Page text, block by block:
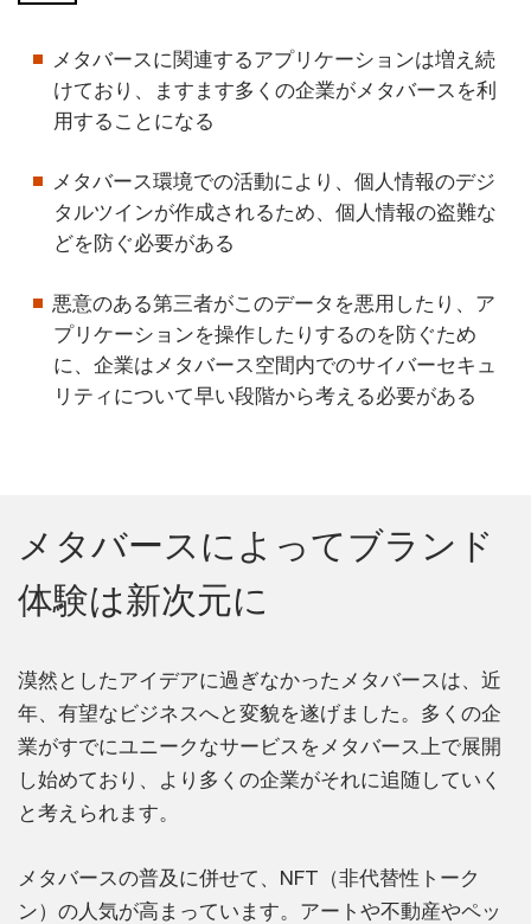
メタバースに関連するアプリケーションは増え続
けており、ますます多くの企業がメタバースを利
用することになる
メタバース環境での活動により、個人情報のデジ
タルツインが作成されるため、個人情報の盗難な
どを防ぐ必要がある
悪意のある第三者がこのデータを悪用したり、ア
プリケーションを操作したりするのを防ぐため
に、企業はメタバース空間内でのサイバーセキュ
リティについて早い段階から考える必要がある
メタバースによってブランド
体験は新次元に
漠然としたアイデアに過ぎなかったメタバースは、近
年、有望なビジネスへと変貌を遂げました。多くの企
業がすでにユニークなサービスをメタバース上で展開
し始めており、より多くの企業がそれに追随していく
と考えられます。
メタバースの普及に併せて、NFT（非代替性トーク
ン）の人気が高まっています。アートや不動産やペッ